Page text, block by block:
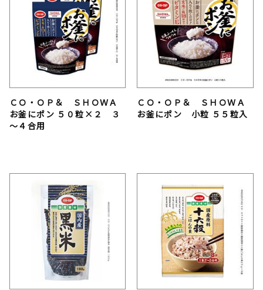
ＣＯ・ＯＰ＆ ＳＨＯＷＡ
お釜にポン ５０粒×２ ３
～４合用
ＣＯ・ＯＰ＆ ＳＨＯＷＡ
お釜にポン 小粒 ５５粒入